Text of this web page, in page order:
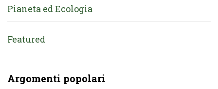
Pianeta ed Ecologia
Featured
Argomenti popolari